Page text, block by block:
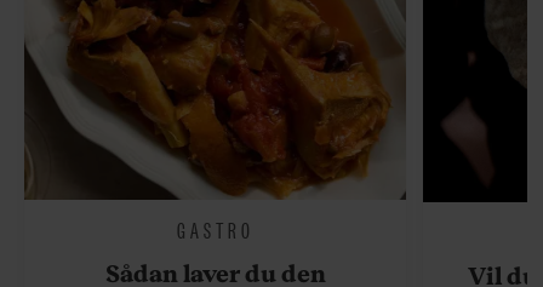
GASTRO
Sådan laver du den
Vil du